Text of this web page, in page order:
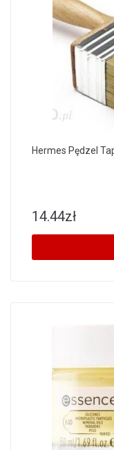
Hermes Pędzel
14.44zł